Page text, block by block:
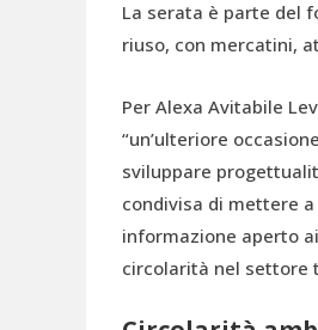
La serata è parte del
riuso, con mercatini,
Per Alexa Avitabile
“un’ulteriore
sviluppare
condivisa di mettere
informazione aperto
circolarità nel settore